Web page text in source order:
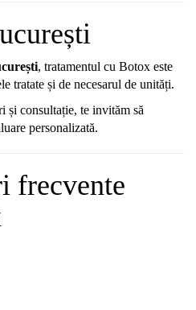
, tratamentul cu Botox este
tratate și de necesarul de unități.
și consultație, te invităm să
personalizată.
frecvente